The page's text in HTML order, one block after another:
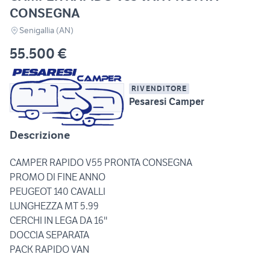
CONSEGNA
Senigallia (AN)
55.500 €
RIVENDITORE
Pesaresi Camper
Descrizione
CAMPER RAPIDO V55 PRONTA CONSEGNA
PROMO DI FINE ANNO
PEUGEOT 140 CAVALLI
LUNGHEZZA MT 5.99
CERCHI IN LEGA DA 16''
DOCCIA SEPARATA
PACK RAPIDO VAN